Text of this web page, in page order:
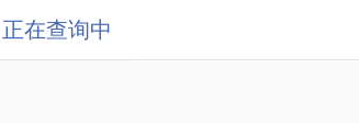
正在查询中